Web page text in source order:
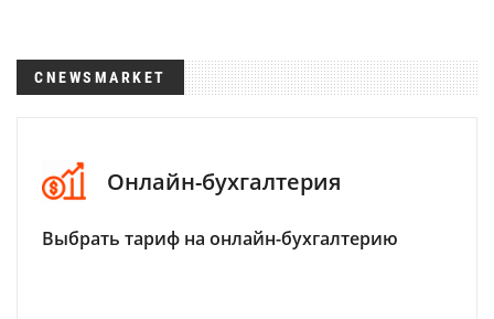
CNEWSMARKET
Онлайн-бухгалтерия
Выбрать тариф на онлайн-бухгалтерию